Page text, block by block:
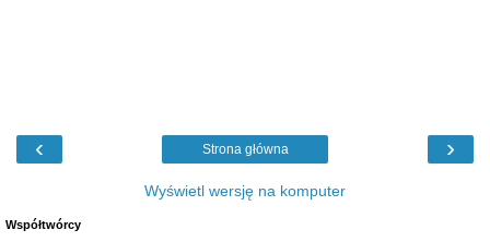
‹ ›
Strona główna
Wyświetl wersję na komputer
Współtwórcy